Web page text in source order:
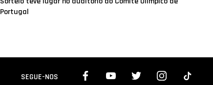
Portugal
SEGUE-NOS